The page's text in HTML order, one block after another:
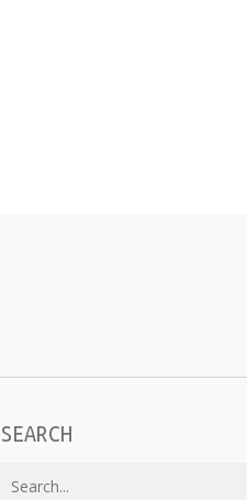
SEARCH